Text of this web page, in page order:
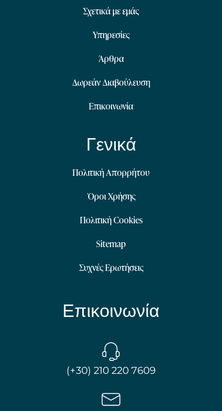
Σχετικά με εμάς
Υπηρεσίες
Άρθρα
Δωρεάν Διαβούλευση
Επικοινωνία
Γενικά
Πολιτική Απορρήτου
Όροι Χρήσης
Πολιτική Cookies
Sitemap
Συχνές Ερωτήσεις
Επικοινωνία
(+30) 210 220 7609